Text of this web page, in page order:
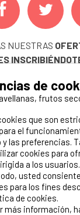
NUESTRAS
ME INSCRIBO
de
frutos
que son
el
las preferencias.
cookies para
a los
usted
para los fines
de cookies.
más información,